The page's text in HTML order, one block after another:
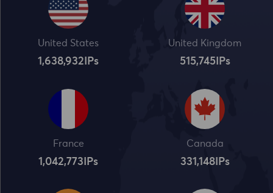
United States
1,638,932 IPs
United Kingdom
515,745IPs
France
1,042,773 IPs
Canada
331,148IPs